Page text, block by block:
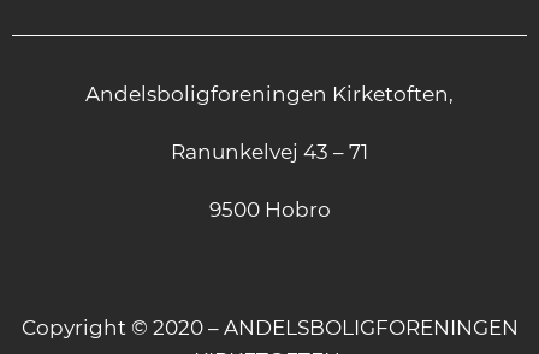
Andelsboligforeningen Kirketoften,
Ranunkelvej 43 – 71
9500 Hobro
Copyright © 2020 – ANDELSBOLIGFORENINGEN